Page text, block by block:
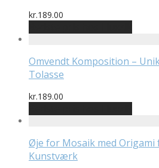
kr.189.00
Omvendt Komposition –
Tolasse
kr.189.00
Øje for Mosaik med Origami
Kunstværk